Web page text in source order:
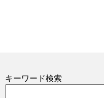
キーワード検索